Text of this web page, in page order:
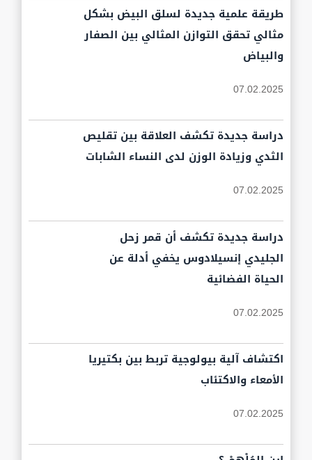
طريقة علمية جديدة لسلق البيض بشكل
مثالي تحقق التوازن المثالي بين الصفار
والبياض
07.02.2025
دراسة جديدة تكشف العلاقة بين تقليص
الثدي وزيادة الوزن لدى النساء الشابات
07.02.2025
دراسة جديدة تكشف أن قمر زحل
الجليدي إنسيلادوس يخفي أدلة عن
الحياة الفضائية
07.02.2025
اكتشاف آلية بيولوجية تربط بين بكتيريا
الأمعاء والاكتئاب
07.02.2025